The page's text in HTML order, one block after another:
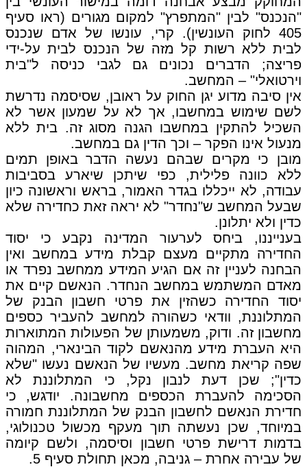
"הנכנס" לבין "המתפרץ" למקום מגורים (ראו סעיף
405 לחוק העונשין). קרי, עונשו של אדם שנכנס
לבית ללא רשות קל מזה של הנכנס לבית על-ידי
פריצה; הדברים נכונים גם לגבי כניסה ל"בית
וירטואלי" – המחשב.
אין סיבה מדוע יגן החוק על ראובן, שסיסמה נדרשת
לשם שימוש במחשבו, אך לא על שמעון אשר לא
השכיל להתקין במחשבו הגנה מסוג זה. בית ללא
מנעול אינו הפקר – וכך הדין גם במחשב.
מובן כי מקרים שבהם נעשה הדבר באופן תמים
ללא כוונה פלילית, כפי שיתכן שיארע בסביבות
עבודה, לא ייכללו בגדר האמור, בראש וראשונה כיון
שבעל המחשב ש"נחדר" לא יראה זאת כחדירה שלא
כדין ולא יתלונן.
בענייננו, ביחס לערעור המדינה נקבע כי יסוד
החדירה מתקיים מעצם קבלת מידע במחשב ואין
הבחנה לעניין זה אם הגיע המידע ממחשב נפרד או
מאדם המשתמש במחשב הנחדר. הנאשם קיים את
יסוד החדירה כשהזין את פרטי חשבון הבנק של
המתלוננת, וודאי כשהורה למחשב להעביר כספים
מחשבון זה. ודוק, משמעותן של הפעולות המתוארות
היא העברת מידע מהנאשם לקוד הבינארי, המהוה
שפה קריאת מחשב. מעשיו של הנאשם נעשו "שלא
כדין"; שכן דעת לנבון נקל, כי המתלוננת לא
הסכימה להעברת הכספים מחשבונה. יודגש, כי
חדירת הנאשם לחשבון הבנק של המתלוננת חמורה
במיוחד, שכן נעשתה תוך מעקף מכשול טכנולוגי,
בדמות דרישת פרטי חשבון וסיסמה, ולשם קיומה
של עבירה אחרת – גניבה, מכאן תחולת סעיף 5.